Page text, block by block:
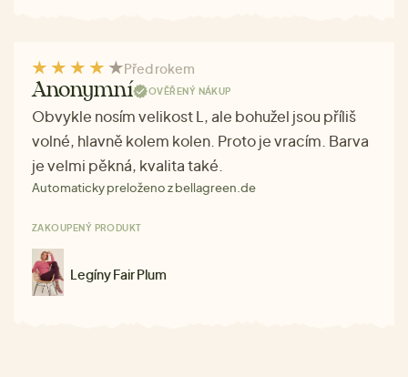
Před rokem
Anonymní OVĚŘENÝ NÁKUP
Obvykle nosím velikost L, ale bohužel jsou příliš
volné, hlavně kolem kolen. Proto je vracím. Barva
je velmi pěkná, kvalita také.
Automaticky preloženo z bellagreen.de
ZAKOUPENÝ PRODUKT
Legíny Fair Plum